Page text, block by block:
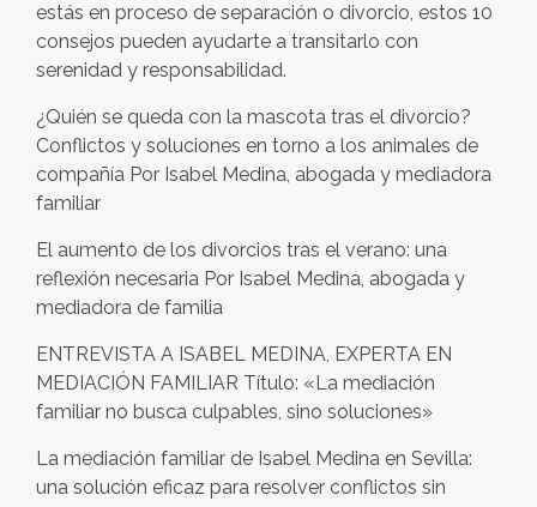
estás en proceso de separación o divorcio, estos 10
consejos pueden ayudarte a transitarlo con
serenidad y responsabilidad.
¿Quién se queda con la mascota tras el divorcio?
Conflictos y soluciones en torno a los animales de
compañía Por Isabel Medina, abogada y mediadora
familiar
El aumento de los divorcios tras el verano: una
reflexión necesaria Por Isabel Medina, abogada y
mediadora de familia
ENTREVISTA A ISABEL MEDINA, EXPERTA EN
MEDIACIÓN FAMILIAR Título: «La mediación
familiar no busca culpables, sino soluciones»
La mediación familiar de Isabel Medina en Sevilla:
una solución eficaz para resolver conflictos sin